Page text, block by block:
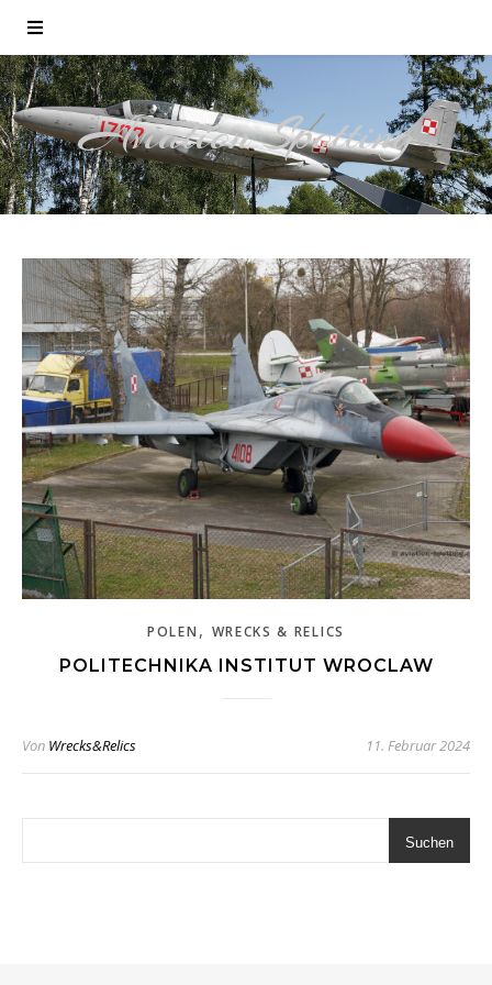
Aviation Spotting
POLEN , WRECKS & RELICS
POLITECHNIKA INSTITUT WROCLAW
Von Wrecks&Relics 11. Februar 2024
Suchen